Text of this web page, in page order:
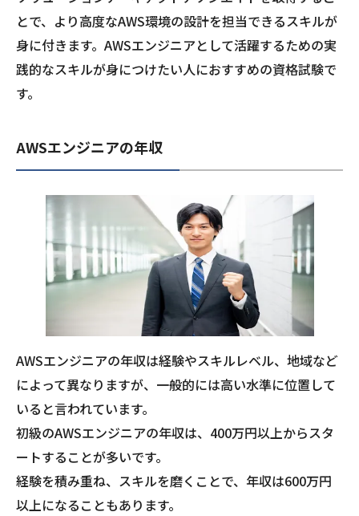
とで、より高度なAWS環境の設計を担当できるスキルが
身に付きます。AWSエンジニアとして活躍するための実
践的なスキルが身につけたい人におすすめの資格試験で
す。
AWSエンジニアの年収
AWSエンジニアの年収は経験やスキルレベル、地域など
によって異なりますが、一般的には高い水準に位置して
いると言われています。
初級のAWSエンジニアの年収は、400万円以上からスタ
ートすることが多いです。
経験を積み重ね、スキルを磨くことで、年収は600万円
以上になることもあります。